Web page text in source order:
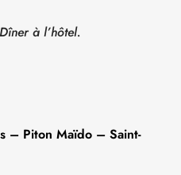
à l’hôtel.
– Piton Maïdo – Saint-